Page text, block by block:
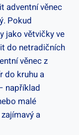
adventní věnec
Pokud
jako větvičky ve
do netradičních
věnec z
do kruhu a
například
malé
a